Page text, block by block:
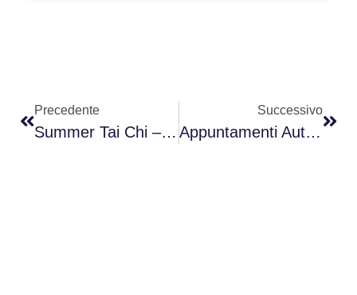
Precedente
Summer Tai Chi – San In Centro
Successivo
Appuntamenti Autunno 2025